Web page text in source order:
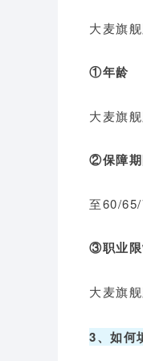
大麦旗
①年龄
大麦旗
②保障
至60/65/
③职业
大麦旗
3、如何